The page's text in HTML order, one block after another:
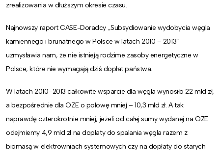
zrealizowania w dłuższym okresie czasu.
Najnowszy raport CASE-Doradcy „Subsydiowanie wydobycia węgla
kamiennego i brunatnego w Polsce w latach 2010 – 2013”
uzmysławia nam, że nie istnieją rodzime zasoby energetyczne w
Polsce, które nie wymagają dziś dopłat państwa.
W latach 2010–2013 całkowite wsparcie dla węgla wynosiło 22 mld zł,
a bezpośrednie dla OZE o połowę mniej – 10,3 mld zł. A tak
naprawdę czterokrotnie mniej, jeżeli od całej sumy wydanej na OZE
odejmiemy 4,9 mld zł na dopłaty do spalania węgla razem z
biomasą w elektrowniach systemowych czy na dopłaty do starych